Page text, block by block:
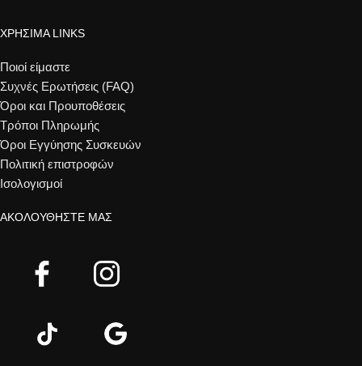
ΧΡΗΣΙΜΑ LINKS
Ποιοί είμαστε
Συχνές Ερωτήσεις (FAQ)
Όροι και Προυποθέσεις
Τρόποι Πληρωμής
Όροι Εγγύησης Συσκευών
Πολιτική επιστροφών
Ισολογισμοί
ΑΚΟΛΟΥΘΉΣΤΕ ΜΑΣ